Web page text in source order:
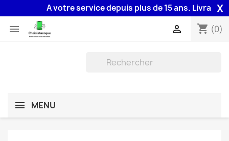
A votre service depuis plus de 15 ans. LivraisonX
 shopping_cart (0)

MENU